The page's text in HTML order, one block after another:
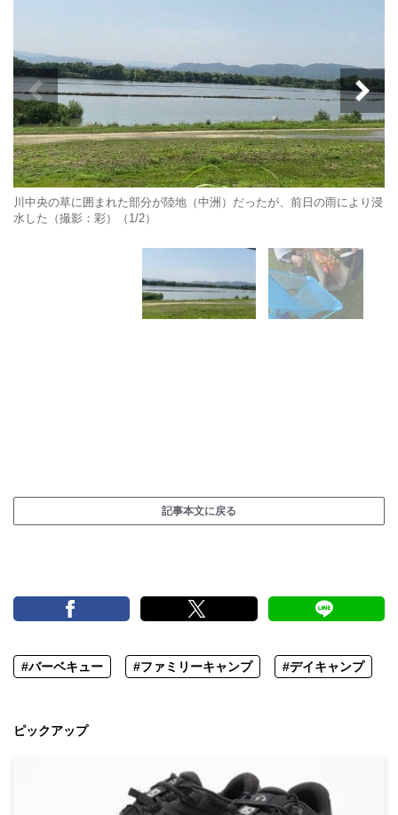
川中央の草に囲まれた部分が陸地（中洲）だったが、前日の雨により浸
水した（撮影：彩）（1/2）
記事本文に戻る
#バーベキュー #ファミリーキャンプ #デイキャンプ
ピックアップ